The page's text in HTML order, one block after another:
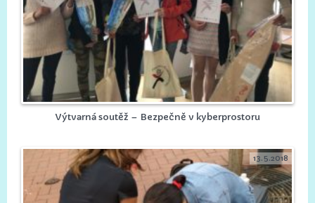
Výtvarná soutěž – Bezpečně v kyberprostoru
13.5.2018